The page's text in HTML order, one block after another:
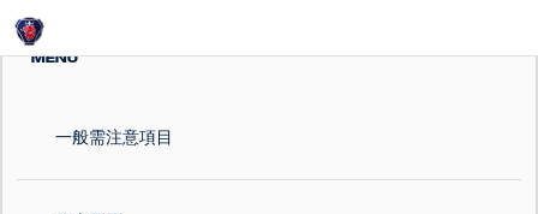
MENU
一般需注意項目